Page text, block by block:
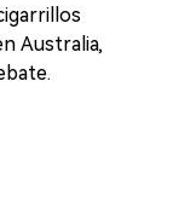
Australia,